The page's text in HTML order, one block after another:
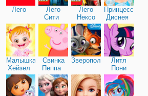
Лего
Лего
Сити
Лего
Нексо
Найтс
Принцессы
Диснея
Малышка
Хейзел
Свинка
Пеппа
Зверополис
Литл
Пони
Дружба